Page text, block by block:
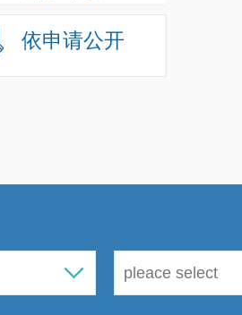
依申请公开